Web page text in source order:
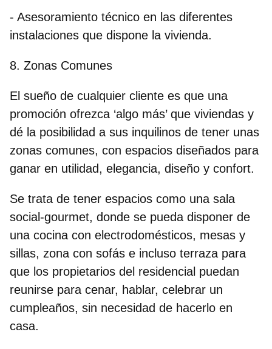
- Asesoramiento técnico en las diferentes
instalaciones que dispone la vivienda.
8. Zonas Comunes
El sueño de cualquier cliente es que una
promoción ofrezca ‘algo más’ que viviendas y
dé la posibilidad a sus inquilinos de tener unas
zonas comunes, con espacios diseñados para
ganar en utilidad, elegancia, diseño y confort.
Se trata de tener espacios como una sala
social-gourmet, donde se pueda disponer de
una cocina con electrodomésticos, mesas y
sillas, zona con sofás e incluso terraza para
que los propietarios del residencial puedan
reunirse para cenar, hablar, celebrar un
cumpleaños, sin necesidad de hacerlo en
casa.